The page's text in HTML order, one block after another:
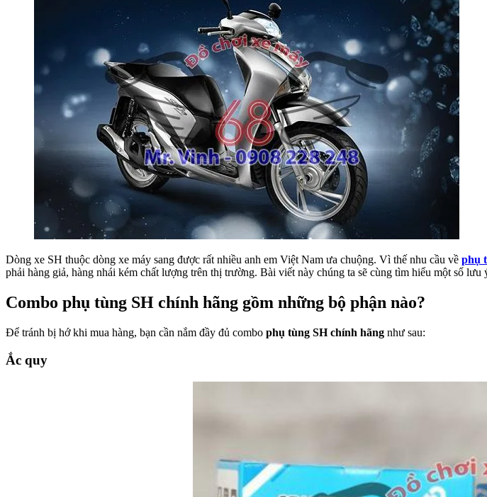
Dòng xe SH thuộc dòng xe máy sang được rất nhiều anh em Việt Nam ưa chuộng. Vì thế nhu cầu về phụ
phải hàng giả, hàng nhái kém chất lượng trên thị trường. Bài viết này chúng ta sẽ cùng tìm hiểu một số
Combo phụ tùng SH chính hãng gồm những bộ phận nào?
Để tránh bị hớ khi mua hàng, bạn cần nắm đầy đủ combo phụ tùng SH chính hãng như sau:
Ắc quy